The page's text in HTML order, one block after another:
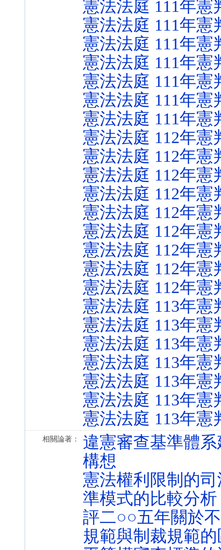
憲法法庭 111年憲
憲法法庭 111年憲
憲法法庭 111年憲
憲法法庭 111年憲
憲法法庭 111年憲
憲法法庭 111年憲
憲法法庭 111年憲
憲法法庭 112年憲
憲法法庭 112年憲
憲法法庭 112年憲
憲法法庭 112年憲
憲法法庭 112年憲
憲法法庭 112年憲
憲法法庭 112年憲
憲法法庭 112年憲
憲法法庭 112年憲
憲法法庭 113年憲
憲法法庭 113年憲
憲法法庭 113年憲
憲法法庭 113年憲
憲法法庭 113年憲
憲法法庭 113年憲
憲法法庭 113年憲
相關論著：
違憲審查基準體
構想
憲法權利限制的
準模式的比較分析
評二○○五年關於
規範與制裁規範